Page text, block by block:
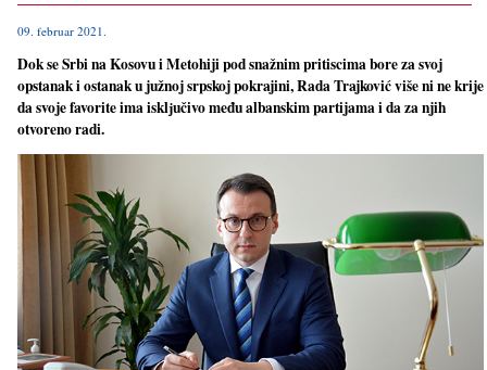
09. februar 2021.
Dok se Srbi na Kosovu i Metohiji pod snažnim pritiscima bore za svoj
opstanak i ostanak u južnoj srpskoj pokrajini, Rada Trajković više ni ne krije
da svoje favorite ima isklјučivo među albanskim partijama i da za njih
otvoreno radi.